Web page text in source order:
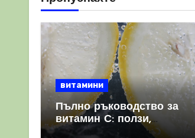
витамини
Пълно ръководство за
витамин С: ползи,
източници и защо е